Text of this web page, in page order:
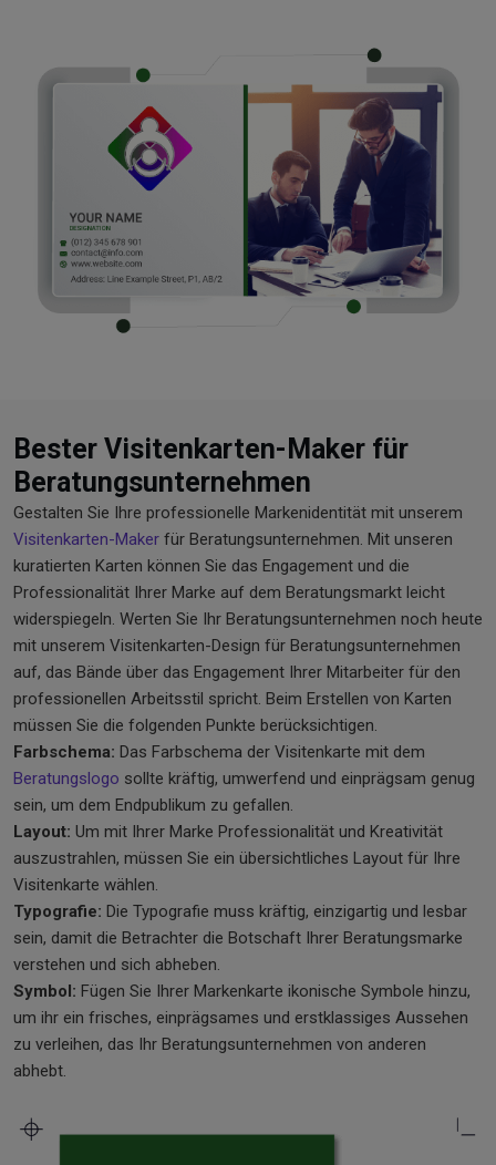
Bester Visitenkarten-Maker für
Beratungsunternehmen
Gestalten Sie Ihre professionelle Markenidentität mit unserem
Visitenkarten-Maker für Beratungsunternehmen. Mit unseren
kuratierten Karten können Sie das Engagement und die
Professionalität Ihrer Marke auf dem Beratungsmarkt leicht
widerspiegeln. Werten Sie Ihr Beratungsunternehmen noch heute
mit unserem Visitenkarten-Design für Beratungsunternehmen
auf, das Bände über das Engagement Ihrer Mitarbeiter für den
professionellen Arbeitsstil spricht. Beim Erstellen von Karten
müssen Sie die folgenden Punkte berücksichtigen.
Farbschema: Das Farbschema der Visitenkarte mit dem
Beratungslogo sollte kräftig, umwerfend und einprägsam genug
sein, um dem Endpublikum zu gefallen.
Layout: Um mit Ihrer Marke Professionalität und Kreativität
auszustrahlen, müssen Sie ein übersichtliches Layout für Ihre
Visitenkarte wählen.
Typografie: Die Typografie muss kräftig, einzigartig und lesbar
sein, damit die Betrachter die Botschaft Ihrer Beratungsmarke
verstehen und sich abheben.
Symbol: Fügen Sie Ihrer Markenkarte ikonische Symbole hinzu,
um ihr ein frisches, einprägsames und erstklassiges Aussehen
zu verleihen, das Ihr Beratungsunternehmen von anderen
abhebt.